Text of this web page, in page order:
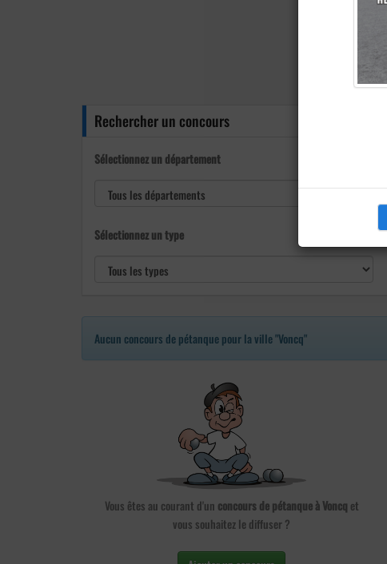
Rechercher un concours
Sélectionnez un département
Sélectionnez un type
Aucun concours de pétanque pour la ville "Voncq"
Vous êtes au courant d'un concours de pétanque à Voncq et
vous souhaitez le diffuser ?